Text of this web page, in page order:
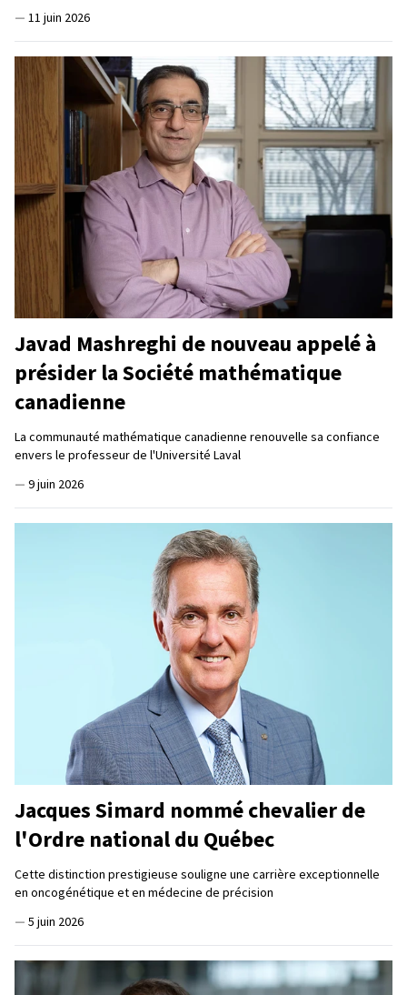
— 11 juin 2026
Javad Mashreghi de nouveau appelé à
présider la Société mathématique
canadienne
La communauté mathématique canadienne renouvelle sa confiance
envers le professeur de l'Université Laval
— 9 juin 2026
Jacques Simard nommé chevalier de
l'Ordre national du Québec
Cette distinction prestigieuse souligne une carrière exceptionnelle
en oncogénétique et en médecine de précision
— 5 juin 2026